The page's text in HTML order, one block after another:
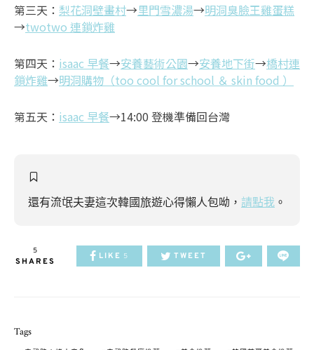
第三天： 梨花洞壁畫村→里門雪濃湯→明洞臭臉王雞蛋糕
→twotwo 連鎖炸雞
第四天： isaac 早餐→安養藝術公園→安養地下街→橋村連
鎖炸雞→明洞購物（too cool for school ＆ skin food ）
第五天： isaac 早餐→14:00 登機準備回台灣
還有流氓夫妻這次韓國旅遊心得懶人包呦， 請點我 。
5
SHARES
LIKE 5 TWEET
Tags